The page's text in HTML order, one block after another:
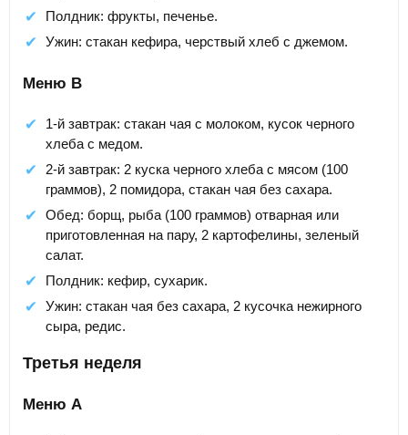
Полдник: фрукты, печенье.
Ужин: стакан кефира, черствый хлеб с джемом.
Меню В
1-й завтрак: стакан чая с молоком, кусок черного
хлеба с медом.
2-й завтрак: 2 куска черного хлеба с мясом (100
граммов), 2 помидора, стакан чая без сахара.
Обед: борщ, рыба (100 граммов) отварная или
приготовленная на пару, 2 картофелины, зеленый
салат.
Полдник: кефир, сухарик.
Ужин: стакан чая без сахара, 2 кусочка нежирного
сыра, редис.
Третья неделя
Меню А